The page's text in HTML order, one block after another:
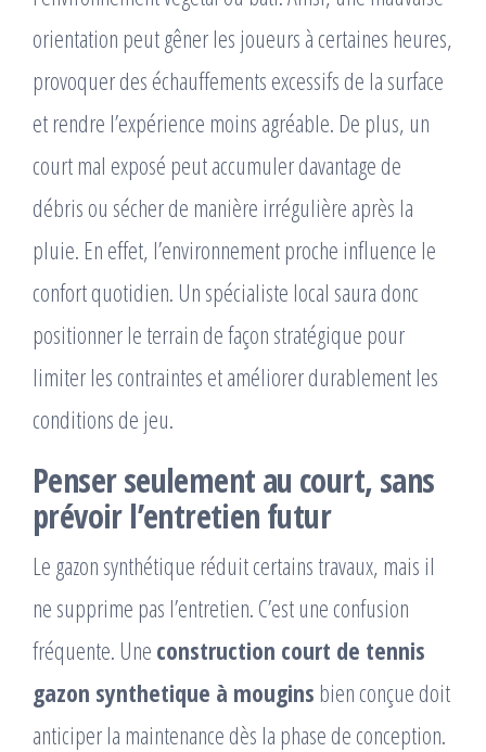
orientation peut gêner les joueurs à certaines heures,
provoquer des échauffements excessifs de la surface
et rendre l’expérience moins agréable. De plus, un
court mal exposé peut accumuler davantage de
débris ou sécher de manière irrégulière après la
pluie. En effet, l’environnement proche influence le
confort quotidien. Un spécialiste local saura donc
positionner le terrain de façon stratégique pour
limiter les contraintes et améliorer durablement les
conditions de jeu.
Penser seulement au court, sans
prévoir l’entretien futur
Le gazon synthétique réduit certains travaux, mais il
ne supprime pas l’entretien. C’est une confusion
fréquente. Une construction court de tennis
gazon synthetique à mougins bien conçue doit
anticiper la maintenance dès la phase de conception.